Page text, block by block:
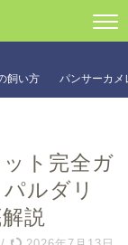
飼い方 パンサーカメ
ト完全ガ
ルダリ
説